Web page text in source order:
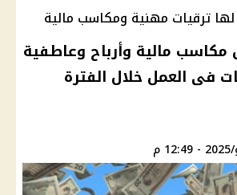
لها ترقيات مهنية ومكاسب مالية
مكاسب مالية وأرباح وعاطفية
فى العمل خلال الفترة